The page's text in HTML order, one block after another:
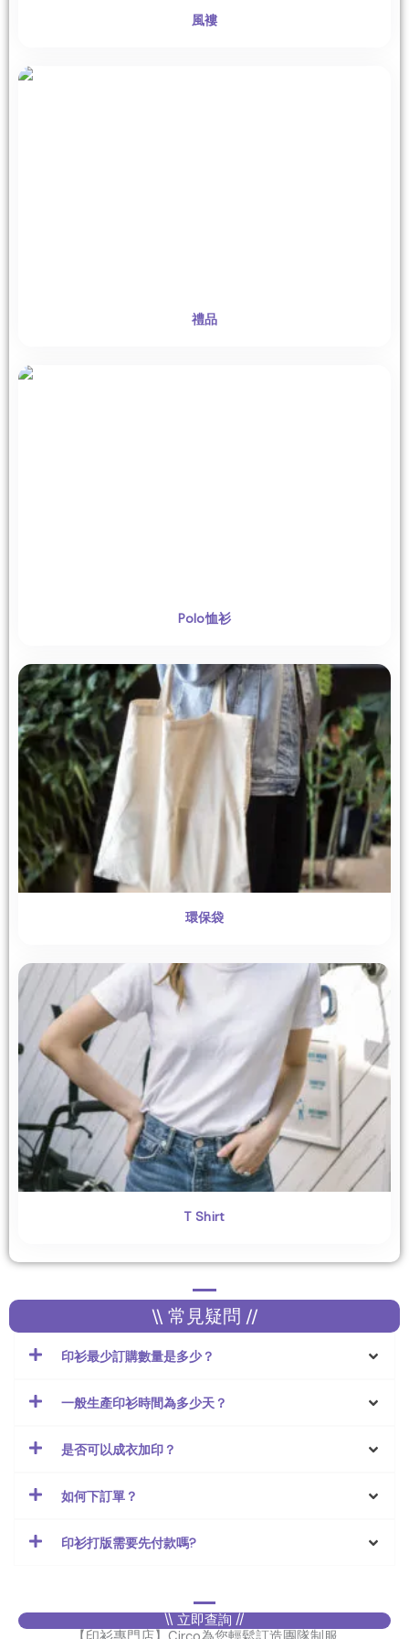
風褸
禮品
Polo恤衫
環保袋
T Shirt
\\ 常見疑問 //
印衫最少訂購數量是多少？
一般生產印衫時間為多少天？
是否可以成衣加印？
如何下訂單？
印衫打版需要先付款嗎?
\\ 立即查詢 //